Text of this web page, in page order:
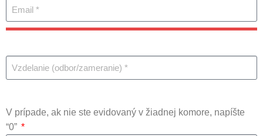
V prípade, ak nie ste evidovaný v žiadnej komore, napíšte
“0”